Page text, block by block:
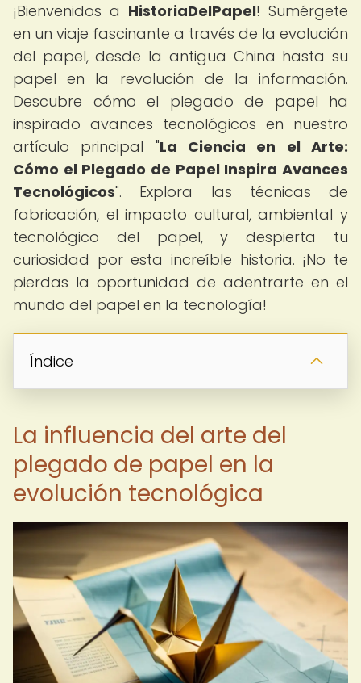
¡Bienvenidos a HistoriaDelPapel! Sumérgete
en un viaje fascinante a través de la evolución
del papel, desde la antigua China hasta su
papel en la revolución de la información.
Descubre cómo el plegado de papel ha
inspirado avances tecnológicos en nuestro
artículo principal "La Ciencia en el Arte:
Cómo el Plegado de Papel Inspira Avances
Tecnológicos". Explora las técnicas de
fabricación, el impacto cultural, ambiental y
tecnológico del papel, y despierta tu
curiosidad por esta increíble historia. ¡No te
pierdas la oportunidad de adentrarte en el
mundo del papel en la tecnología!
Índice
La influencia del arte del
plegado de papel en la
evolución tecnológica